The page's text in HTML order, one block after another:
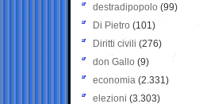
destradipopolo (99)
Di Pietro (101)
Diritti civili (276)
don Gallo (9)
economia (2.331)
elezioni (3.303)